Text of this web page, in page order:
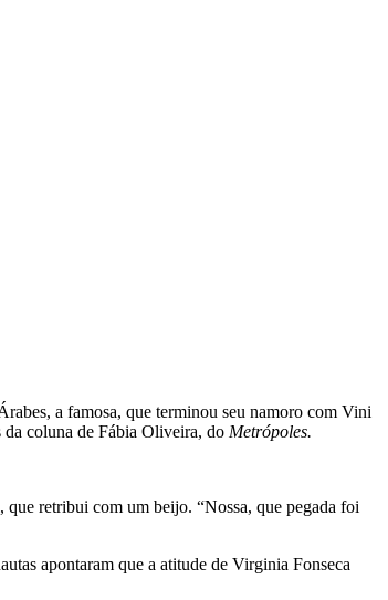
a famosa, que terminou seu namoro com Vini
da coluna de Fábia Oliveira, do Metrópoles.
retribui com um beijo. “Nossa, que pegada foi
apontaram que a atitude de Virginia Fonseca